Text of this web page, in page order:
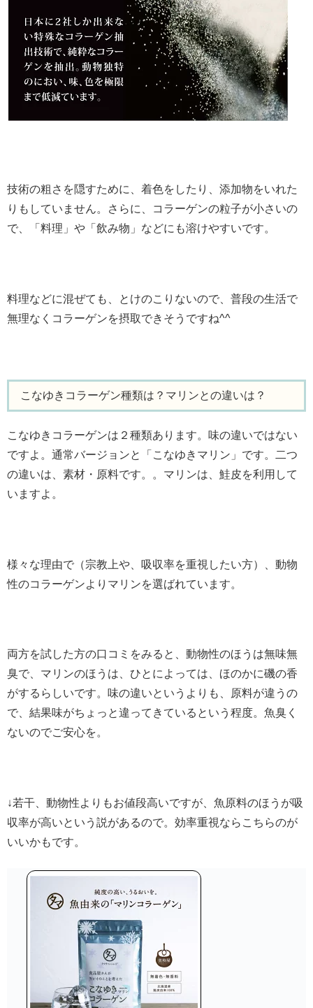
技術の粗さを隠すために、着色をしたり、添加物をいれた
りもしていません。さらに、コラーゲンの粒子が小さいの
で、「料理」や「飲み物」などにも溶けやすいです。
料理などに混ぜても、とけのこりないので、普段の生活で
無理なくコラーゲンを摂取できそうですね^^
こなゆきコラーゲン種類は？マリンとの違いは？
こなゆきコラーゲンは２種類あります。味の違いではない
ですよ。通常バージョンと「こなゆきマリン」です。二つ
の違いは、素材・原料です。。マリンは、鮭皮を利用して
いますよ。
様々な理由で（宗教上や、吸収率を重視したい方）、動物
性のコラーゲンよりマリンを選ばれています。
両方を試した方の口コミをみると、動物性のほうは無味無
臭で、マリンのほうは、ひとによっては、ほのかに磯の香
がするらしいです。味の違いというよりも、原料が違うの
で、結果味がちょっと違ってきているという程度。魚臭く
ないのでご安心を。
↓若干、動物性よりもお値段高いですが、魚原料のほうが吸
収率が高いという説があるので。効率重視ならこちらのが
いいかもです。